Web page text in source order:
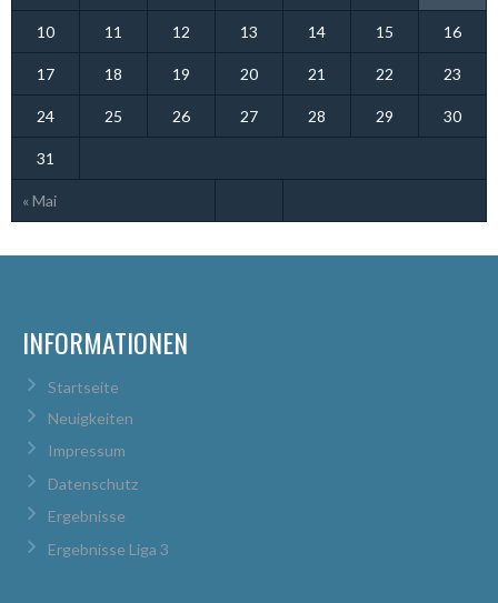
« Mai
10 11 12 13 14 15 16
17 18 19 20 21 22 23
24 25 26 27 28 29 30
31
INFORMATIONEN
Startseite
Neuigkeiten
Impressum
Datenschutz
Ergebnisse
Ergebnisse Liga 3